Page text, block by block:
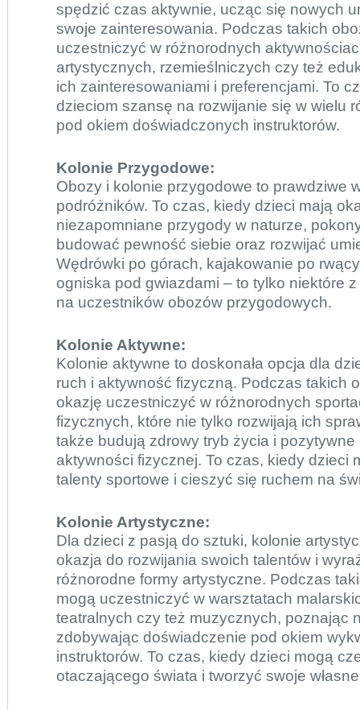
spędzić czas aktywnie, ucząc się nowych
swoje zainteresowania. Podczas takich
uczestniczyć w różnorodnych
artystycznych, rzemieślniczych czy też
ich zainteresowaniami i preferencjami. To
dzieciom szansę na rozwijanie się w wielu
pod okiem doświadczonych instruktorów.
Kolonie Przygodowe:
Obozy i kolonie przygodowe to prawdziwe
podróżników. To czas, kiedy dzieci mają
niezapomniane przygody w naturze,
budować pewność siebie oraz rozwijać
Wędrówki po górach, kajakowanie po
ogniska pod gwiazdami – to tylko niektóre
na uczestników obozów przygodowych.
Kolonie Aktywne:
Kolonie aktywne to doskonała opcja dla
ruch i aktywność fizyczną. Podczas takich
okazję uczestniczyć w różnorodnych
fizycznych, które nie tylko rozwijają ich
także budują zdrowy tryb życia i
aktywności fizycznej. To czas, kiedy dzieci
talenty sportowe i cieszyć się ruchem na
Kolonie Artystyczne:
Dla dzieci z pasją do sztuki, kolonie
okazja do rozwijania swoich talentów i
różnorodne formy artystyczne. Podczas
mogą uczestniczyć w warsztatach
teatralnych czy też muzycznych, poznając
zdobywając doświadczenie pod okiem
instruktorów. To czas, kiedy dzieci mogą
otaczającego świata i tworzyć swoje